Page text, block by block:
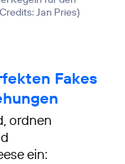
Credits: Jan Pries)
Fakes
ordnen
ein: